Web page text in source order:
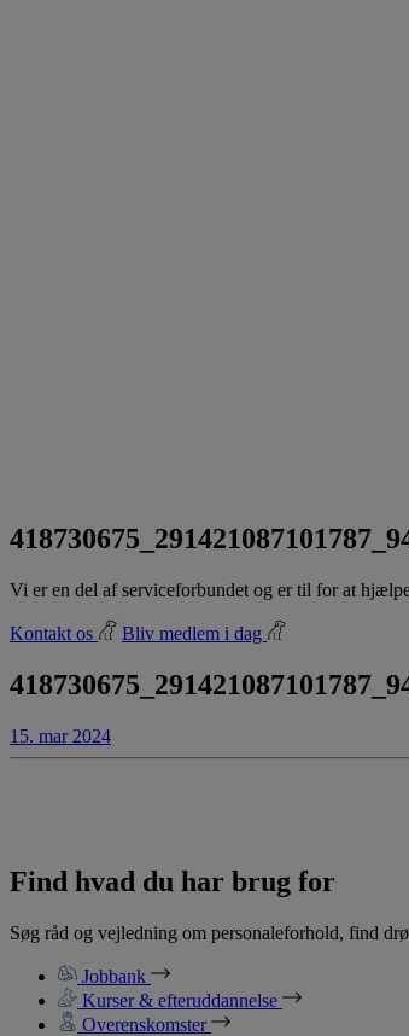
Vi er en del af serviceforbundet og er til for at
Kontakt os Bliv medlem i dag
15. mar 2024
Find hvad du har brug for
Søg råd og vejledning om personaleforhold, find
Jobbank
Kurser & efteruddannelse
Overenskomster